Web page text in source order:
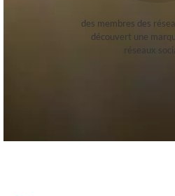
des membres des
découvert une
réseaux